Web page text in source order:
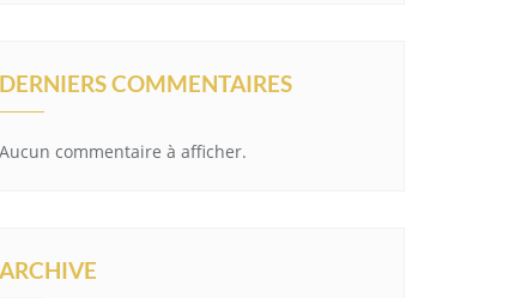
DERNIERS COMMENTAIRES
Aucun commentaire à afficher.
ARCHIVE